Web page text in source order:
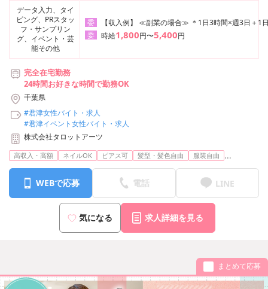
データ入力、タイ
ピング、PRスタッ
フ・サンプリン
グ、イベント・芸
能その他
委
【収入例】 ≪副業の場合≫ ＊1日3時間×週3日＋1
委
時給1,800円〜5,400円
完全在宅勤務
24時間お好きな時間で勤務OK
千葉県
#君津女性バイト・求人
#君津イベント女性バイト・求人
株式会社タロットアーツ
高収入・高額 ネイルOK ピアス可 髪型・髪色自由 服装自由 ...
WEBで応募 電話 LINE
気になる 求人詳細を見る
まとめて応募